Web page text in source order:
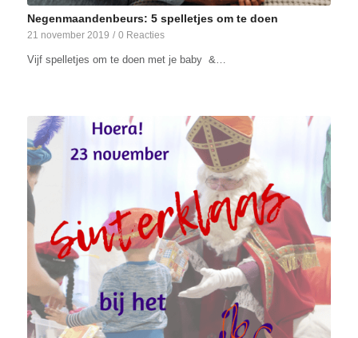
Negenmaandenbeurs: 5 spelletjes om te doen
21 november 2019 / 0 Reacties
Vijf spelletjes om te doen met je baby &…